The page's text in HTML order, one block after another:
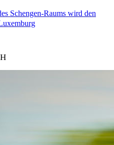
Schengen-Raums wird den